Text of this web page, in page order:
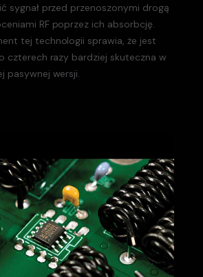
sygnał przed przenoszonymi drogą
RF poprzez ich absorbcję.
tej technologii sprawia, że jest
czterech razy bardziej skuteczna w
pasywnej wersji.